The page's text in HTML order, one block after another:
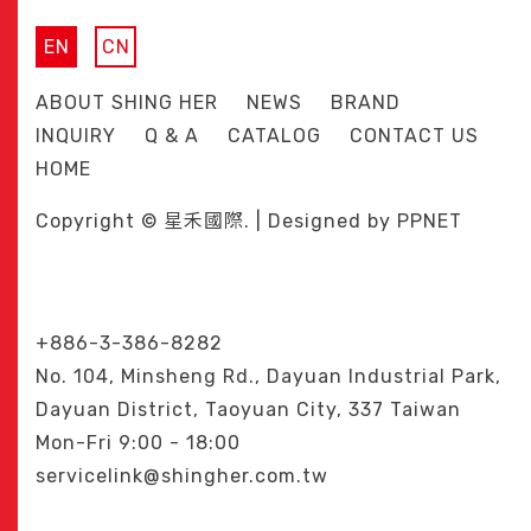
EN CN
ABOUT SHING HER NEWS
BRAND
INQUIRY
Q & A CATALOG
CONTACT US
HOME
Copyright © 星禾國際. | Designed by PPNET
+886-3-386-8282
No. 104, Minsheng Rd., Dayuan Industrial Park,
Dayuan District, Taoyuan City, 337 Taiwan
Mon-Fri 9:00 - 18:00
servicelink@shingher.com.tw